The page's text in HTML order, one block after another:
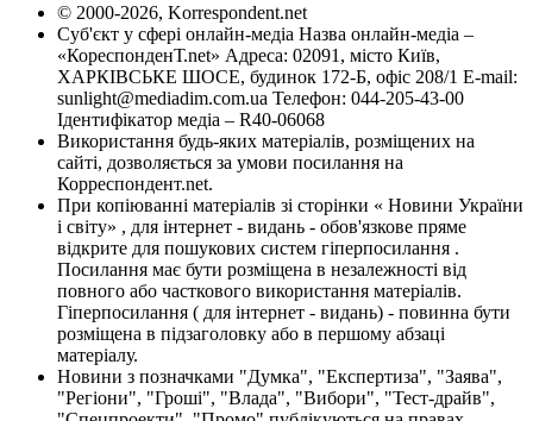
© 2000-2026, Korrespondent.net
Суб'єкт у сфері онлайн-медіа Назва онлайн-медіа –
«КореспонденТ.net» Адреса: 02091, місто Київ,
ХАРКІВСЬКЕ ШОСЕ, будинок 172-Б, офіс 208/1 E-mail:
sunlight@mediadim.com.ua Телефон: 044-205-43-00
Ідентифікатор медіа – R40-06068
Використання будь-яких матеріалів, розміщених на
сайті, дозволяється за умови посилання на
Корреспондент.net.
При копіюванні матеріалів зі сторінки « Новини України
і світу» , для інтернет - видань - обов'язкове пряме
відкрите для пошукових систем гіперпосилання .
Посилання має бути розміщена в незалежності від
повного або часткового використання матеріалів.
Гіперпосилання ( для інтернет - видань) - повинна бути
розміщена в підзаголовку або в першому абзаці
матеріалу.
Новини з позначками "Думка", "Експертиза", "Заява",
"Регіони", "Гроші", "Влада", "Вибори", "Тест-драйв",